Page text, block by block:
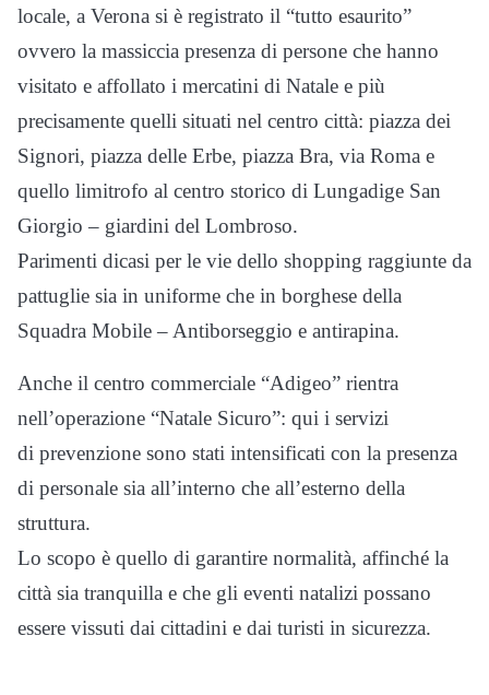
locale, a Verona si è registrato il “tutto esaurito”
ovvero la massiccia presenza di persone che hanno
visitato e affollato i mercatini di Natale e più
precisamente quelli situati nel centro città: piazza dei
Signori, piazza delle Erbe, piazza Bra, via Roma e
quello limitrofo al centro storico di Lungadige San
Giorgio – giardini del Lombroso.
Parimenti dicasi per le vie dello shopping raggiunte da
pattuglie sia in uniforme che in borghese della
Squadra Mobile – Antiborseggio e antirapina.
Anche il centro commerciale “Adigeo” rientra
nell’operazione “Natale Sicuro”: qui i servizi
di prevenzione sono stati intensificati con la presenza
di personale sia all’interno che all’esterno della
struttura.
Lo scopo è quello di garantire normalità, affinché la
città sia tranquilla e che gli eventi natalizi possano
essere vissuti dai cittadini e dai turisti in sicurezza.